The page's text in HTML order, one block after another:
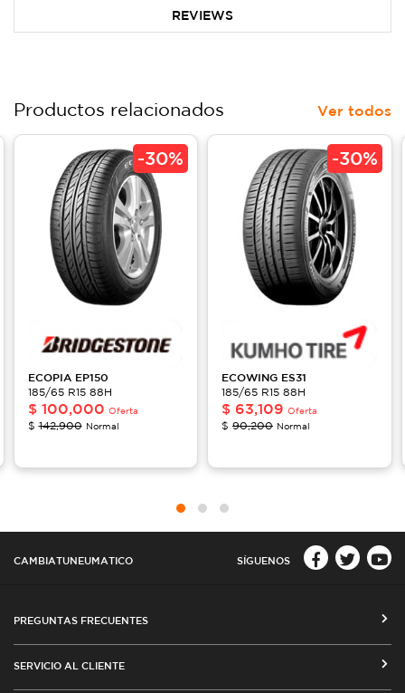
REVIEWS
Productos relacionados Ver todos
-30%
ECOPIA EP150
185/65 R15 88H
$ 100,000 Oferta
$142,900 Normal
-30%
ECOWING ES31
185/65 R15 88H
$ 63,109 Oferta
$ 90,200 Normal
CAMBIATUNEUMATICO SÍGUENOS
PREGUNTAS FRECUENTES
MEDIOS DE PAGO
SERVICIO AL CLIENTE